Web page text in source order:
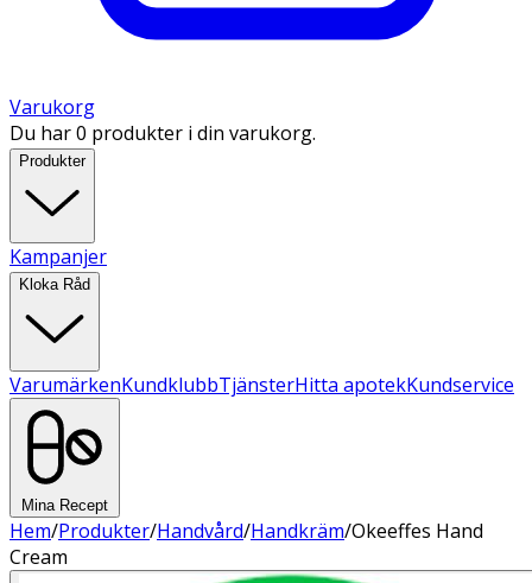
Varukorg
Du har 0 produkter i din varukorg.
Produkter
Kampanjer
Kloka Råd
VarumärkenKundklubbTjänsterHitta apotekKundservice
Mina Recept
Hem/Produkter/Handvård/Handkräm/Okeeffes Hand
Cream